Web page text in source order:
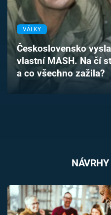
TV Program
Časopis
Sledujte prima+
VÁLKY
Československo
vlastní MASH. Na čí
a co všechno zažila?